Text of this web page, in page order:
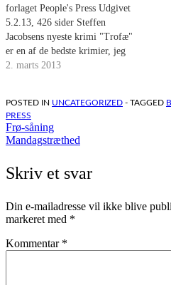
forlaget People's Press Udgivet
5.2.13, 426 sider Steffen
Jacobsens nyeste krimi "Trofæ"
er en af de bedste krimier, jeg
længe har læst. Den er
tankevækkende. Bogen starter i
Norge. Et dansk/norsk ægtepar
er taget et par dage til Norge
2. marts 2013
POSTED IN UNCATEGORIZED - TAGGED
PRESS
Indlægsnavigation
Frø-såning
Mandagstræthed
Skriv et svar
Din e-mailadresse vil ikke blive
markeret med *
Kommentar *